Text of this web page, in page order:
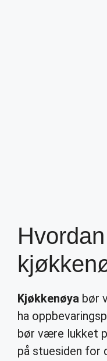
Kjøkkenøya bør
ha
bør være lukket
på stuesiden for